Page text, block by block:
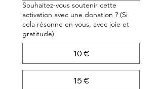
Souhaitez-vous soutenir cette
activation avec une donation ? (Si
cela résonne en vous, avec joie et
gratitude)
10 €
15 €